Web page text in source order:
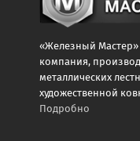
«Железный
компания,
металлических
художественной
Подробно